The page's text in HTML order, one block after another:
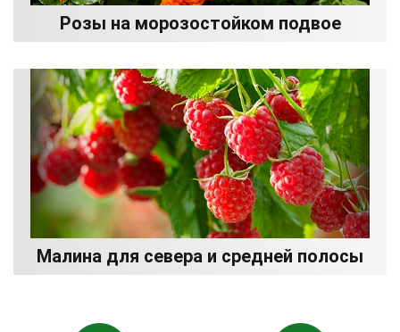
Розы на морозостойком подвое
Малина для севера и средней полосы